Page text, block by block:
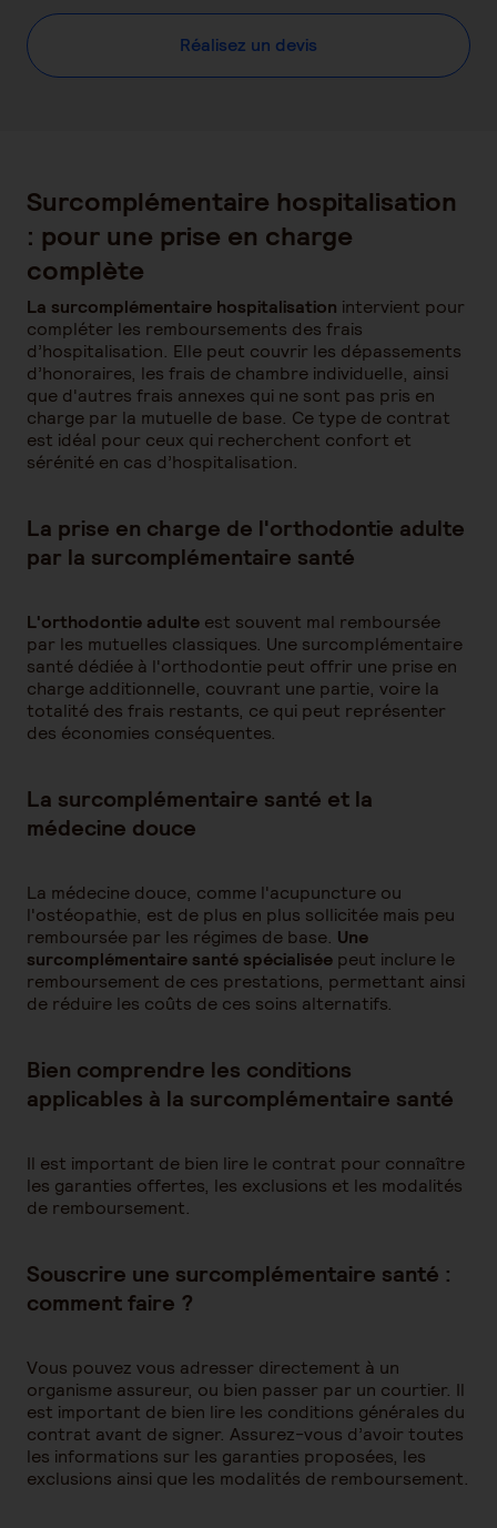
Réalisez un devis
Surcomplémentaire hospitalisation
: pour une prise en charge
complète
La surcomplémentaire hospitalisation intervient pour
compléter les remboursements des frais
d’hospitalisation. Elle peut couvrir les dépassements
d’honoraires, les frais de chambre individuelle, ainsi
que d'autres frais annexes qui ne sont pas pris en
charge par la mutuelle de base. Ce type de contrat
est idéal pour ceux qui recherchent confort et
sérénité en cas d’hospitalisation.
La prise en charge de l'orthodontie adulte
par la surcomplémentaire santé
L'orthodontie adulte est souvent mal remboursée
par les mutuelles classiques. Une surcomplémentaire
santé dédiée à l'orthodontie peut offrir une prise en
charge additionnelle, couvrant une partie, voire la
totalité des frais restants, ce qui peut représenter
des économies conséquentes.
La surcomplémentaire santé et la
médecine douce
La médecine douce, comme l'acupuncture ou
l'ostéopathie, est de plus en plus sollicitée mais peu
remboursée par les régimes de base. Une
surcomplémentaire santé spécialisée peut inclure le
remboursement de ces prestations, permettant ainsi
de réduire les coûts de ces soins alternatifs.
Bien comprendre les conditions
applicables à la surcomplémentaire santé
Il est important de bien lire le contrat pour connaître
les garanties offertes, les exclusions et les modalités
de remboursement.
Souscrire une surcomplémentaire santé :
comment faire ?
Vous pouvez vous adresser directement à un
organisme assureur, ou bien passer par un courtier. Il
est important de bien lire les conditions générales du
contrat avant de signer. Assurez-vous d’avoir toutes
les informations sur les garanties proposées, les
exclusions ainsi que les modalités de remboursement.